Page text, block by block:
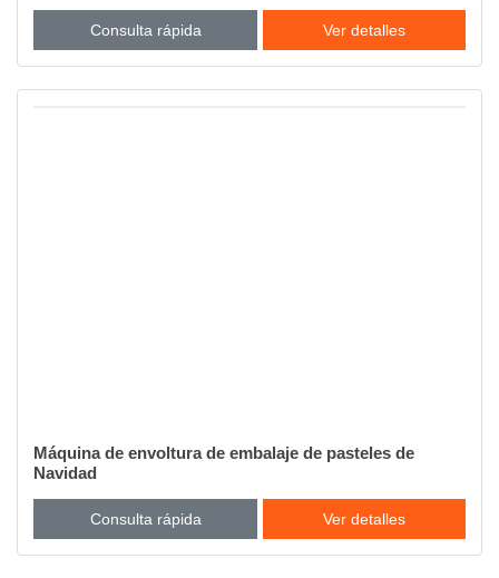
Consulta rápida Ver detalles
Máquina de envoltura de embalaje de pasteles de
Navidad
Consulta rápida Ver detalles